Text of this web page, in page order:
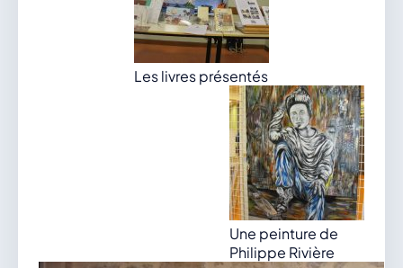
Les livres présentés
Une peinture de
Philippe Rivière